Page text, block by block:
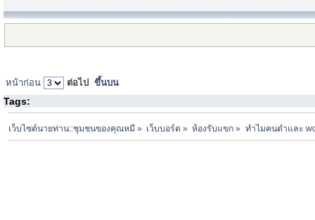
หน้าก่อน ต่อไป ขึ้นบน
Tags:
เว็บไซต์นายท่าน::ชุมชนของคุณหมี » เว็บบอร์ด » ห้องรับแขก » ทำไมคนดำและ